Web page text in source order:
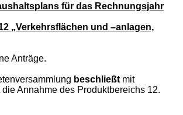
für das Rechnungsjahr
„Verkehrsflächen und –anlagen,
Anträge.
beschließt mit
Annahme des Produktbereichs 12.